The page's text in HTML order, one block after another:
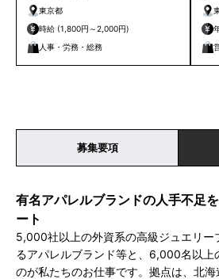
東京都
時給 (1,800円～2,000円)
人事・労務・総務
募集要項
有名アパレルブランドの人手不足
ート
5,000社以上の外資系の高級ジュエリー
るアパレルブランド等と、6,000名以上
のが私たちのお仕事です。拠点は、北